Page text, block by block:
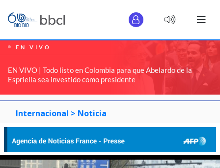
EN VIVO
EN VIVO | Todo listo en Colombia para que Abelardo de la
Espriella sea investido como presidente
Internacional > Noticia